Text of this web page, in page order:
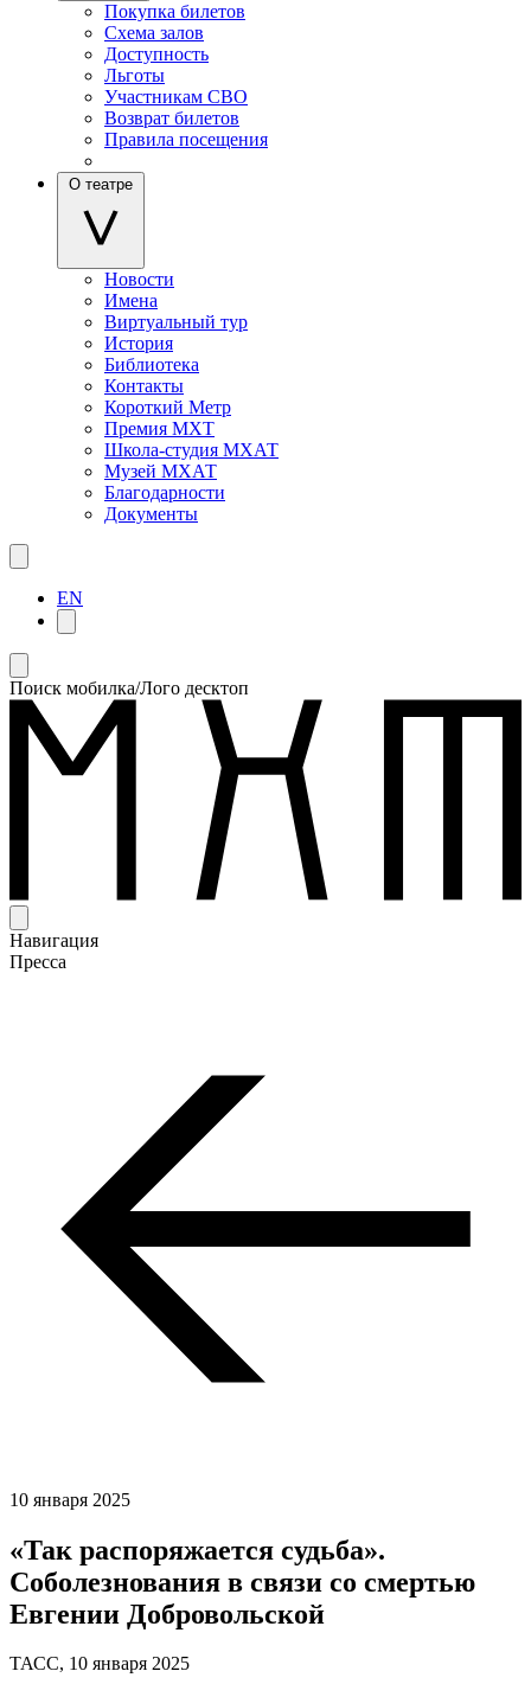
Покупка билетов
Схема залов
Доступность
Льготы
Участникам СВО
Возврат билетов
Правила посещения
О театре
Новости
Имена
Виртуальный тур
История
Библиотека
Контакты
Короткий Метр
Премия МХТ
Школа-студия МХАТ
Музей МХАТ
Благодарности
Документы
EN
Поиск мобилка/Лого десктоп
Навигация
Пресса
10 января 2025
«Так распоряжается судьба».
Соболезнования в связи со смертью
Евгении Добровольской
ТАСС, 10 января 2025